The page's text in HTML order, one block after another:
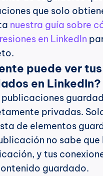
que solo
nuestra guía sobre
en LinkedIn
puede ver
en LinkedIn?
publicaciones
privadas.
de elementos
no sabe
y tus
guardado.